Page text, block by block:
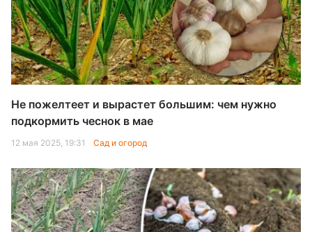
Не пожелтеет и вырастет большим: чем нужно
подкормить чеснок в мае
12 мая 2025, 19:31 Сад и огород